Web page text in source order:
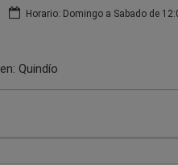
Horario: Domingo a Sabado de
Quindío